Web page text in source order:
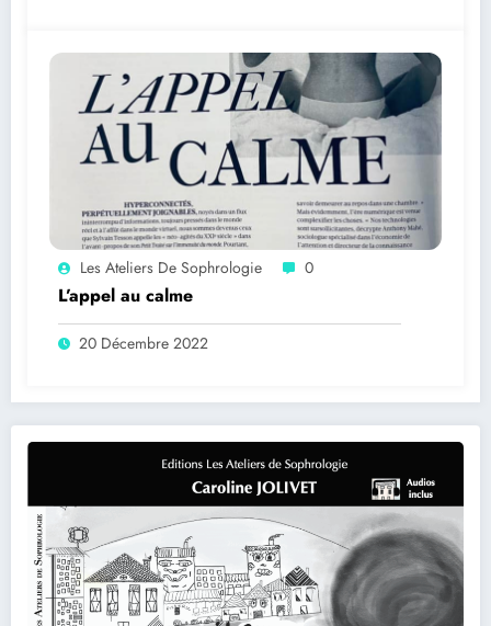
Les Ateliers De Sophrologie 0
L’appel au calme
20 Décembre 2022